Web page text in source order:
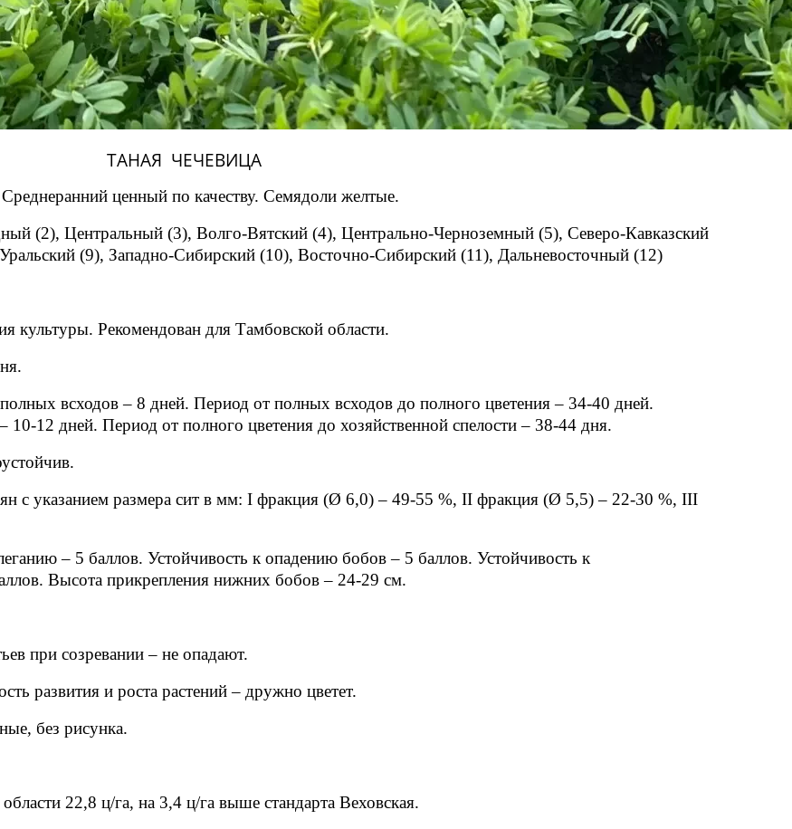
ТАНАЯ ЧЕЧЕВИЦА
Среднеранний ценный по качеству. Семядоли желтые.
(2), Центральный (3), Волго-Вятский (4), Центрально-Черноземный (5), Северо-Кавказский
(9), Западно-Сибирский (10), Восточно-Сибирский (11), Дальневосточный (12)
культуры. Рекомендован для Тамбовской области.
всходов – 8 дней. Период от полных всходов до полного цветения – 34-40 дней.
10-12 дней. Период от полного цветения до хозяйственной спелости – 38-44 дня.
с указанием размера сит в мм: I фракция (Ø 6,0) – 49-55 %, II фракция (Ø 5,5) – 22-30 %, III
– 5 баллов. Устойчивость к опадению бобов – 5 баллов. Устойчивость к
Высота прикрепления нижних бобов – 24-29 см.
при созревании – не опадают.
развития и роста растений – дружно цветет.
без рисунка.
22,8 ц/га, на 3,4 ц/га выше стандарта Веховская.